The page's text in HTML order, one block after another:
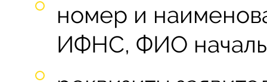
номер и
ИФНС, ФИО